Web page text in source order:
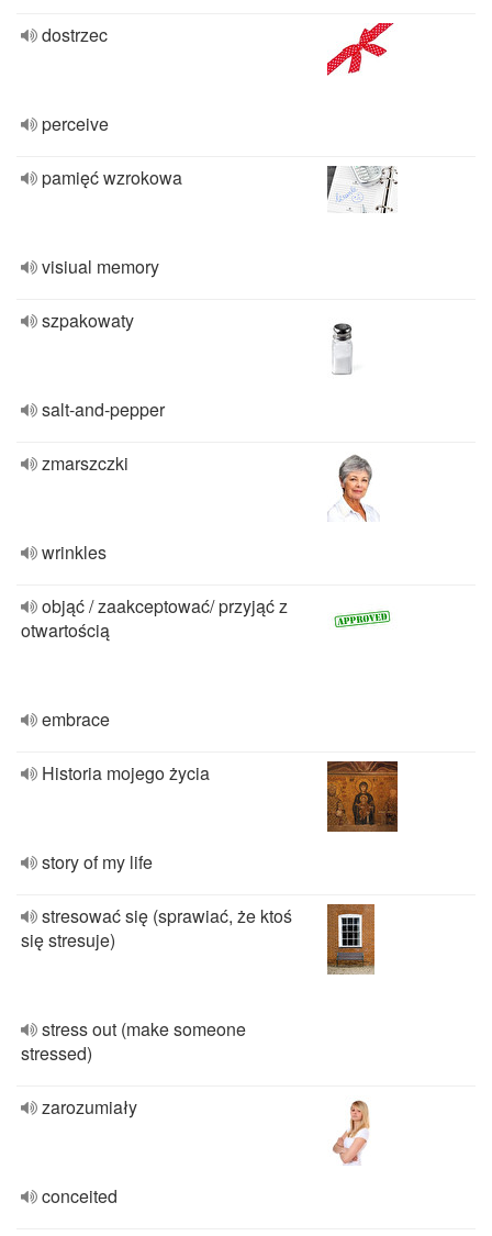
dostrzec
perceive
pamięć wzrokowa
visiual memory
szpakowaty
salt-and-pepper
zmarszczki
wrinkles
objąć / zaakceptować/ przyjąć z
otwartością
embrace
Historia mojego życia
story of my life
stresować się (sprawiać, że ktoś
się stresuje)
stress out (make someone
stressed)
zarozumiały
conceited